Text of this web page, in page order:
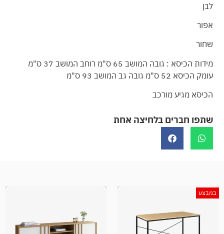
לבן
אפור
שחור
מידות הכיסא : גובה המושב 65 ס"מ רוחב המושב 37 ס"מ
עומק הכיסא 52 ס"מ גובה גב המושב 93 ס"מ
הכיסא מגיע מורכב
שתפו חברים בלחיצה אחת
במבצע